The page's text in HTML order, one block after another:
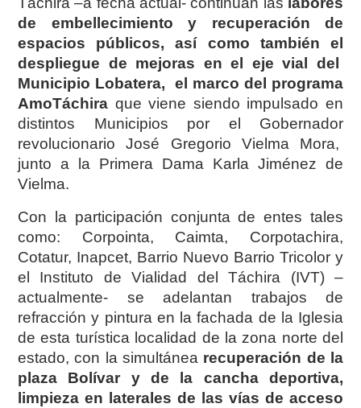
de embellecimiento y recuperación de
espacios públicos, así como también el
despliegue de mejoras en el eje vial del
Municipio Lobatera, el marco del programa
AmoTáchira que viene siendo impulsado en
distintos Municipios por el Gobernador
revolucionario José Gregorio Vielma Mora,
junto a la Primera Dama Karla Jiménez de
Vielma.
Con la participación conjunta de entes tales
como: Corpointa, Caimta, Corpotachira,
Cotatur, Inapcet, Barrio Nuevo Barrio Tricolor y
el Instituto de Vialidad del Táchira (IVT) –
actualmente- se adelantan trabajos de
refracción y pintura en la fachada de la Iglesia
de esta turística localidad de la zona norte del
estado, con la simultánea recuperación de la
plaza Bolívar y de la cancha deportiva,
limpieza en laterales de las vías de acceso